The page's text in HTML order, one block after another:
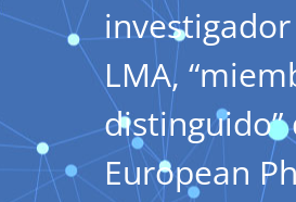
LMA,
distinguido”
European